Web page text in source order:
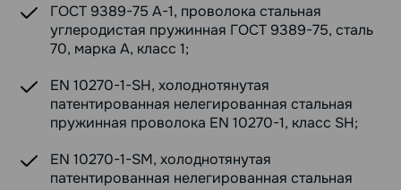
ГОСТ 9389-75 А-1, проволока стальная
углеродистая пружинная ГОСТ 9389-75, сталь
70, марка А, класс 1;
EN 10270-1-SH, холоднотянутая
патентированная нелегированная стальная
пружинная проволока EN 10270-1, класс SH;
EN 10270-1-SM, холоднотянутая
патентированная нелегированная стальная